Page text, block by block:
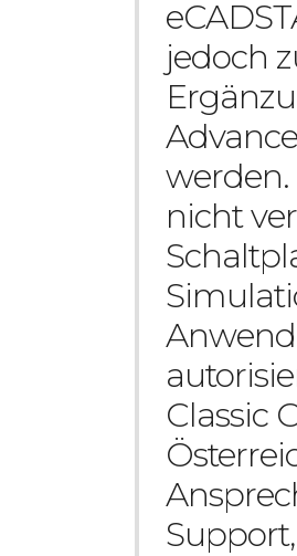
jedoch
werden.
nicht
Classic